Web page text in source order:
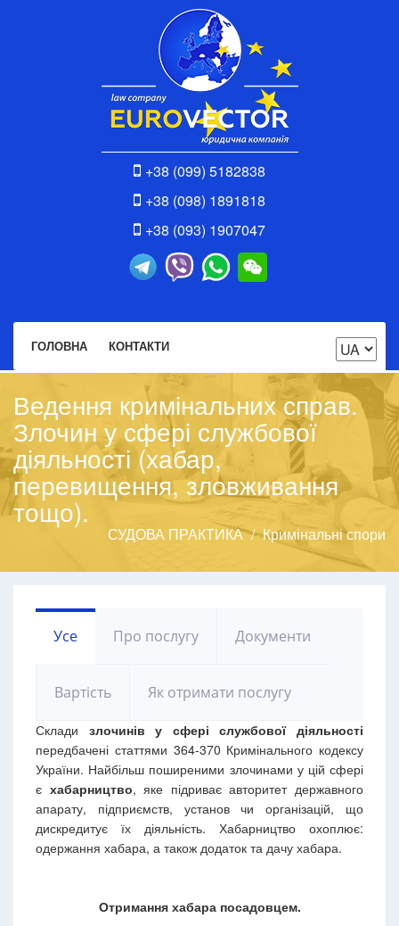
+38 (099) 5182838
+38 (098) 1891818
+38 (093) 1907047
ГОЛОВНА КОНТАКТИ
Ведення кримінальних справ.
Злочин у сфері службової
діяльності (хабар,
перевищення, зловживання
тощо).
СУДОВА ПРАКТИКА Кримінальні спори
Усе Про послугу Документи
Вартість Як отримати послугу
Склади злочинів у сфері службової діяльності
передбачені статтями 364-370 Кримінального кодексу
України. Найбільш поширеними злочинами у цій сфері
є хабарництво, яке підриває авторитет державного
апарату, підприємств, установ чи організацій, що
дискредитує їх діяльність. Хабарництво охоплює:
одержання хабара, а також додаток та дачу хабара.
Отримання хабара посадовцем.